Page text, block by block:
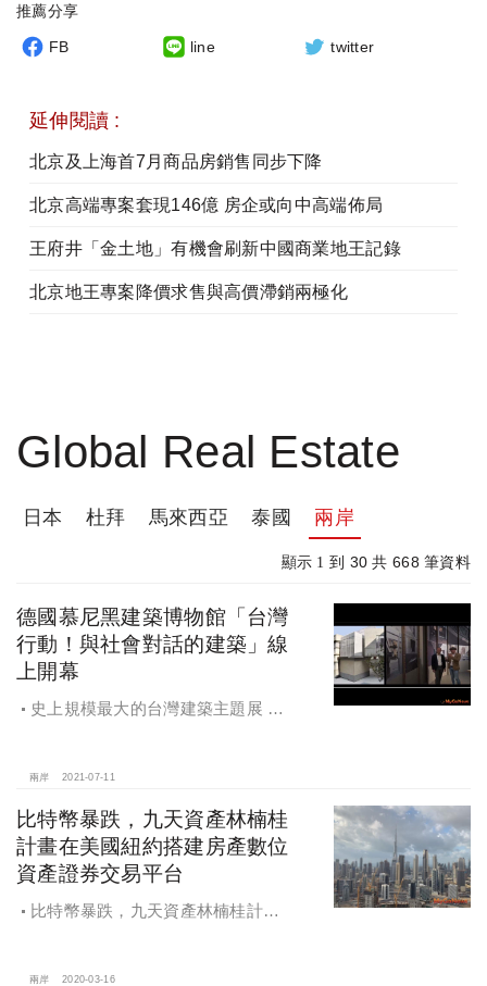
推薦分享
FB line twitter
延伸閱讀 :
北京及上海首7月商品房銷售同步下降
北京高端專案套現146億 房企或向中高端佈局
王府井「金土地」有機會刷新中國商業地王記錄
北京地王專案降價求售與高價滯銷兩極化
Global Real Estate
日本 杜拜 馬來西亞 泰國 兩岸
顯示 1 到 30 共668 筆資料
德國慕尼黑建築博物館「台灣
行動！與社會對話的建築」線
上開幕
史上規模最大的台灣建築主題展 德
兩岸 2021-07-11
比特幣暴跌，九天資產林楠桂
計畫在美國紐約搭建房產數位
資產證券交易平台
比特幣暴跌，九天資產林楠桂計畫
兩岸 2020-03-16